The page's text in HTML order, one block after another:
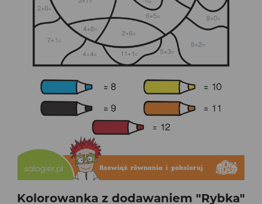
Kolorowanka z dodawaniem "Rybka"